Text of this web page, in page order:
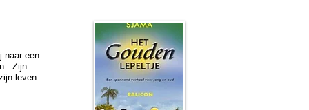
naar een
Zijn
leven.